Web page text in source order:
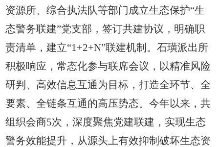
资源所、综合执法队等部门成立生态保护“生
态警务联建”党支部，签订共建协议，明确职
责清单，建立“1+2+N”联建机制。石璜派出所
积极响应，常态化参与联席会议，以精准风险
研判、高效信息互通为目标，打造全环节、全
要素、全链条互通的高压势态。今年以来，共
组织会商5次，深度聚焦党建联建，实现生态
警务效能提升，从源头上有效抑制破坏生态资